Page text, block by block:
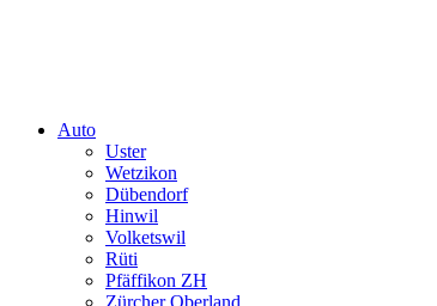
Auto
Uster
Wetzikon
Dübendorf
Hinwil
Volketswil
Rüti
Pfäffikon ZH
Zürcher Oberland